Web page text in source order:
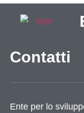
Contatti
Ente per lo